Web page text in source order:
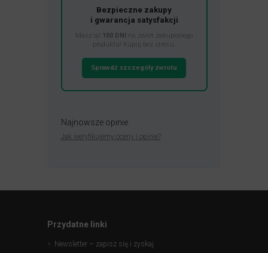
Bezpieczne zakupy
i gwarancja satysfakcji
Masz aż 100 DNI na zwrot zakupionego
produktu! Kupuj bez stresu.
Sprawdź szczegóły zwrotu
Najnowsze opinie
Jak weryfikujemy oceny i opinie?
Przydatne linki
Newsletter – zapisz się i zyskaj